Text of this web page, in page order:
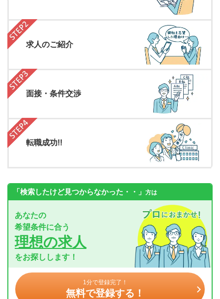
求人のご紹介
面接・条件交渉
転職成功!!
「検索したけど見つからなかった・・」 方は
あなたの
希望条件に合う
理想の求人
をお探しします！
1分で登録完了！
無料で登録する！